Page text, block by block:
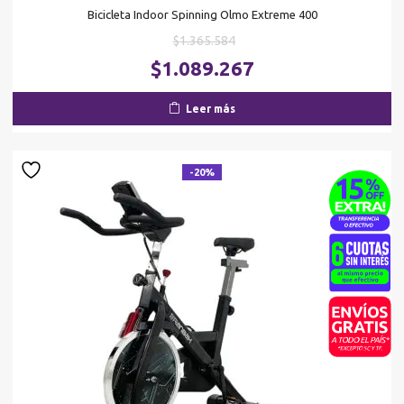
Bicicleta Indoor Spinning Olmo Extreme 400
$1.365.584El
precio
original
$1.089.267
Leer más
-20%